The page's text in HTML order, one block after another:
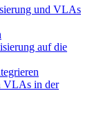
und VLAs
auf die
VLAs in der